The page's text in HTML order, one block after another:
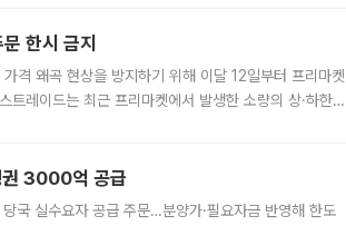
한시 금지
격 왜곡 현상을 방지하기 위해 이달 12일부터 프리마켓
트레이드는 최근 프리마켓에서 발생한 소량의 상·하한
권 3000억 공급
국 실수요자 공급 주문…분양가·필요자금 반영해 한도